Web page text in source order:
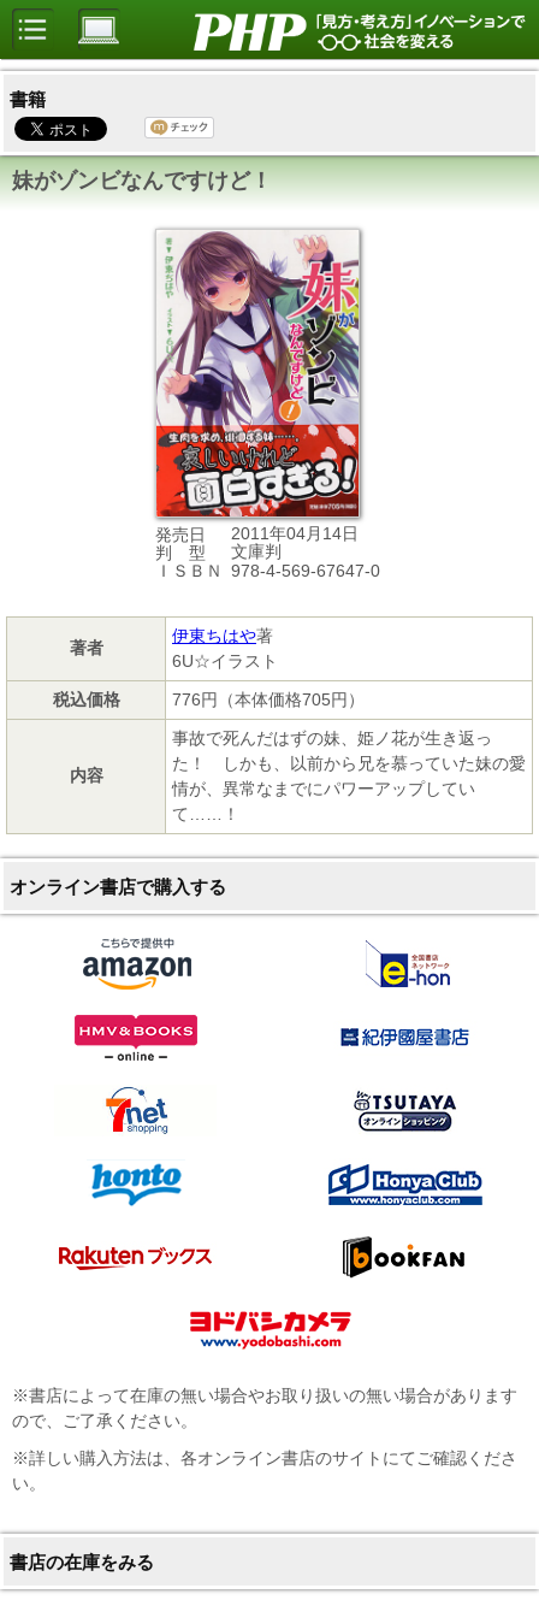
書籍
妹がゾンビなんですけど！
発売日
2011年04月14日
判 型
文庫判
ＩＳＢＮ
978-4-569-67647-0
著者
伊東ちはや著
6U☆イラスト
税込価格
776円（本体価格705円）
内容
事故で死んだはずの妹、姫ノ花が生き返っ
た！ しかも、以前から兄を慕っていた妹の愛
情が、異常なまでにパワーアップしてい
て……！
オンライン書店で購入する
※書店によって在庫の無い場合やお取り扱いの無い場合があります
ので、ご了承ください。
※詳しい購入方法は、各オンライン書店のサイトにてご確認くださ
い。
書店の在庫をみる